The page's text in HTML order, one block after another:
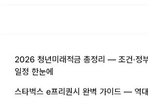
2026 청년미래적금 총정리 — 조건·정
일정 한눈에
스타벅스 e프리퀀시 완벽 가이드 — 역